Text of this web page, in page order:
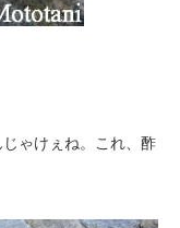
じゃけぇね。これ、酢